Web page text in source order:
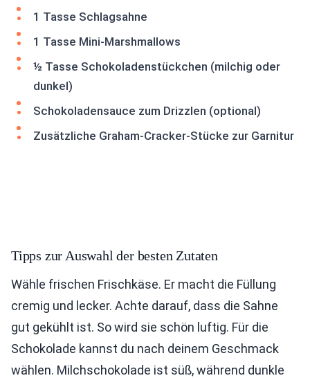
1 Tasse Schlagsahne
1 Tasse Mini-Marshmallows
½ Tasse Schokoladenstückchen (milchig oder
dunkel)
Schokoladensauce zum Drizzlen (optional)
Zusätzliche Graham-Cracker-Stücke zur Garnitur
Tipps zur Auswahl der besten Zutaten
Wähle frischen Frischkäse. Er macht die Füllung
cremig und lecker. Achte darauf, dass die Sahne
gut gekühlt ist. So wird sie schön luftig. Für die
Schokolade kannst du nach deinem Geschmack
wählen. Milchschokolade ist süß, während dunkle